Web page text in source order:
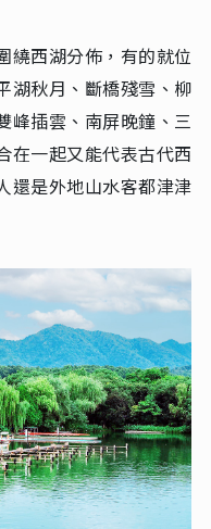
(遊船)
林相互融合的獨特景觀
映在清澈湖水中，形成
小九寨”。乘船暢遊